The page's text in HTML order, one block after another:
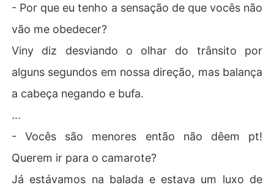
- Por que eu tenho a sensação de que vocês não
vão me obedecer?
Viny diz desviando o olhar do trânsito por
alguns segundos em nossa direção, mas balança
a cabeça negando e bufa.
...
- Vocês são menores então não dêem pt!
Querem ir para o camarote?
Já estávamos na balada e estava um luxo de